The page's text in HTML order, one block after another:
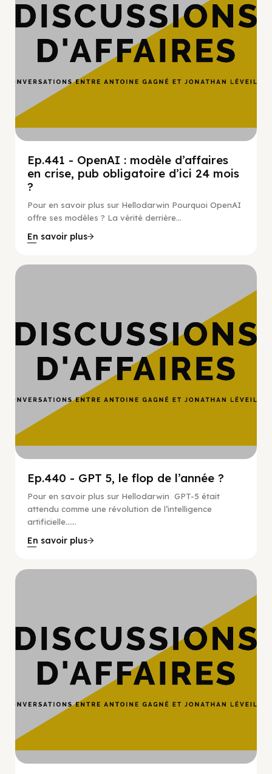
Ep.441 - OpenAI : modèle d’affaires
en crise, pub obligatoire d’ici 24 mois
?
Pour en savoir plus sur Hellodarwin Pourquoi OpenAI
offre ses modèles ? La vérité derrière...
En savoir plus
Ep.440 - GPT 5, le flop de l’année ?
Pour en savoir plus sur Hellodarwin GPT-5 était
attendu comme une révolution de l’intelligence
artificielle…...
En savoir plus